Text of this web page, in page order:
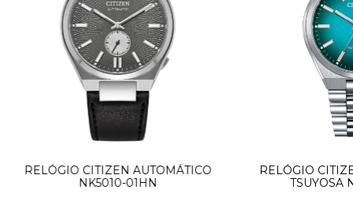
RELÓGIO CITIZEN AUTOMÁTICO
NK5010-01HN
RELÓGIO
TSUYOSA